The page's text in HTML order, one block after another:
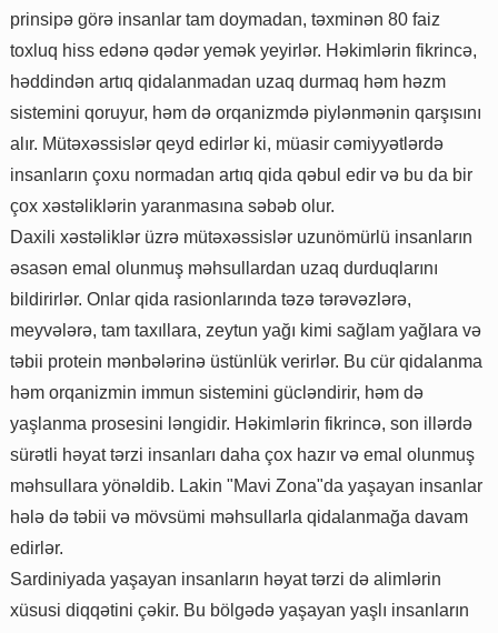
prinsipə görə insanlar tam doymadan, təxminən 80 faiz
toxluq hiss edənə qədər yemək yeyirlər. Həkimlərin fikrincə,
həddindən artıq qidalanmadan uzaq durmaq həm həzm
sistemini qoruyur, həm də orqanizmdə piylənmənin qarşısını
alır. Mütəxəssislər qeyd edirlər ki, müasir cəmiyyətlərdə
insanların çoxu normadan artıq qida qəbul edir və bu da bir
çox xəstəliklərin yaranmasına səbəb olur.
Daxili xəstəliklər üzrə mütəxəssislər uzunömürlü insanların
əsasən emal olunmuş məhsullardan uzaq durduqlarını
bildirirlər. Onlar qida rasionlarında təzə tərəvəzlərə,
meyvələrə, tam taxıllara, zeytun yağı kimi sağlam yağlara və
təbii protein mənbələrinə üstünlük verirlər. Bu cür qidalanma
həm orqanizmin immun sistemini gücləndirir, həm də
yaşlanma prosesini ləngidir. Həkimlərin fikrincə, son illərdə
sürətli həyat tərzi insanları daha çox hazır və emal olunmuş
məhsullara yönəldib. Lakin "Mavi Zona"da yaşayan insanlar
hələ də təbii və mövsümi məhsullarla qidalanmağa davam
edirlər.
Sardiniyada yaşayan insanların həyat tərzi də alimlərin
xüsusi diqqətini çəkir. Bu bölgədə yaşayan yaşlı insanların